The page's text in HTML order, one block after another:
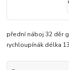
přední náboj 32 děr
rychloupínák délka